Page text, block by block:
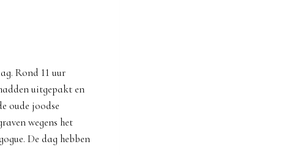
Rond 11 uur
uitgepakt en
oude joodse
wegens het
De dag hebben